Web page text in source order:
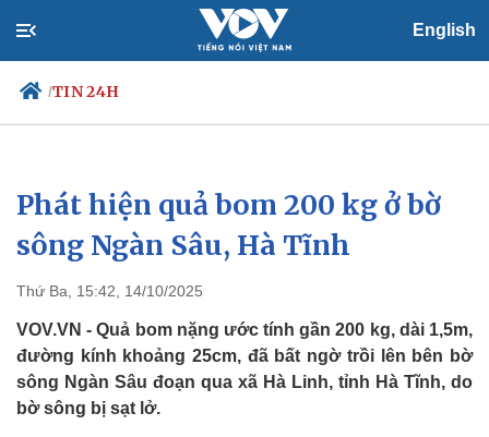
English
/TIN 24H
Chính trị
Đảng
Tổ chức nhân sự
Nhận diện sự thật
Xã hội
Tin 24h
Dự báo thời tiết
Việc làm
Biển đảo
Phát hiện quả bom 200 kg ở bờ
sông Ngàn Sâu, Hà Tĩnh
Thứ Ba, 15:42, 14/10/2025
VOV.VN - Quả bom nặng ước tính gần 200 kg, dài 1,5m,
đường kính khoảng 25cm, đã bất ngờ trồi lên bên bờ
sông Ngàn Sâu đoạn qua xã Hà Linh, tỉnh Hà Tĩnh, do
bờ sông bị sạt lở.